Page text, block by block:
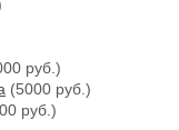
руб.)
(5000 руб.)
руб.)